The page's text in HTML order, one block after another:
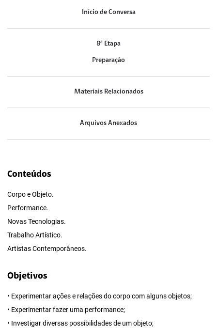
Início de Conversa
8ª Etapa
Preparação
Materiais Relacionados
Arquivos Anexados
Conteúdos
Corpo e Objeto.
Performance.
Novas Tecnologias.
Trabalho Artístico.
Artistas Contemporâneos.
Objetivos
• Experimentar ações e relações do corpo com alguns objetos;
• Experimentar fazer uma performance;
• Investigar diversas possibilidades de um objeto;